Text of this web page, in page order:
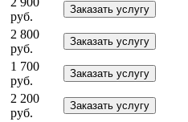
руб.
Заказать услугу
2 800
руб.
Заказать услугу
1 700
руб.
Заказать услугу
2 200
руб.
Заказать услугу